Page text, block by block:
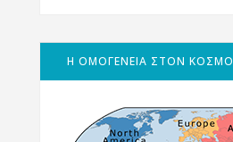
Η ΟΜΟΓΕΝΕΙΑ ΣΤΟΝ ΚΟΣΜΟ